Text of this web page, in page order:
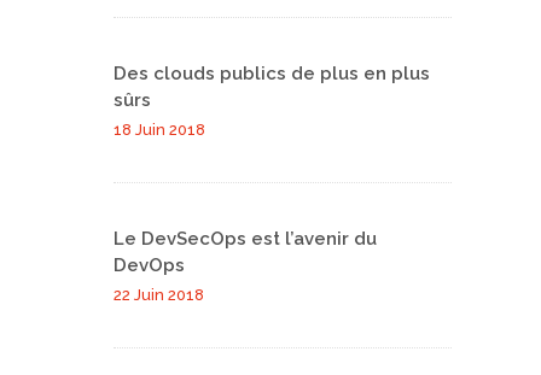
Des clouds publics de plus en plus
sûrs
18 Juin 2018
Le DevSecOps est l’avenir du
DevOps
22 Juin 2018